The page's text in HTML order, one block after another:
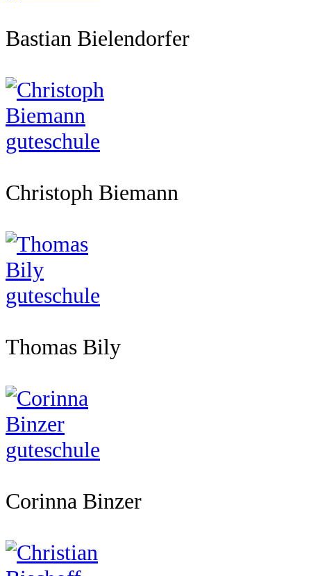
Bastian Bielendorfer
Christoph Biemann
Thomas Bily
Corinna Binzer